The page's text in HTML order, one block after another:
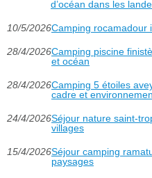
d’océan dans les
10/5/2026Camping rocamadour
28/4/2026Camping piscine
et océan
28/4/2026Camping 5 étoiles
cadre et
24/4/2026Séjour nature saint-
villages
15/4/2026Séjour camping
paysages